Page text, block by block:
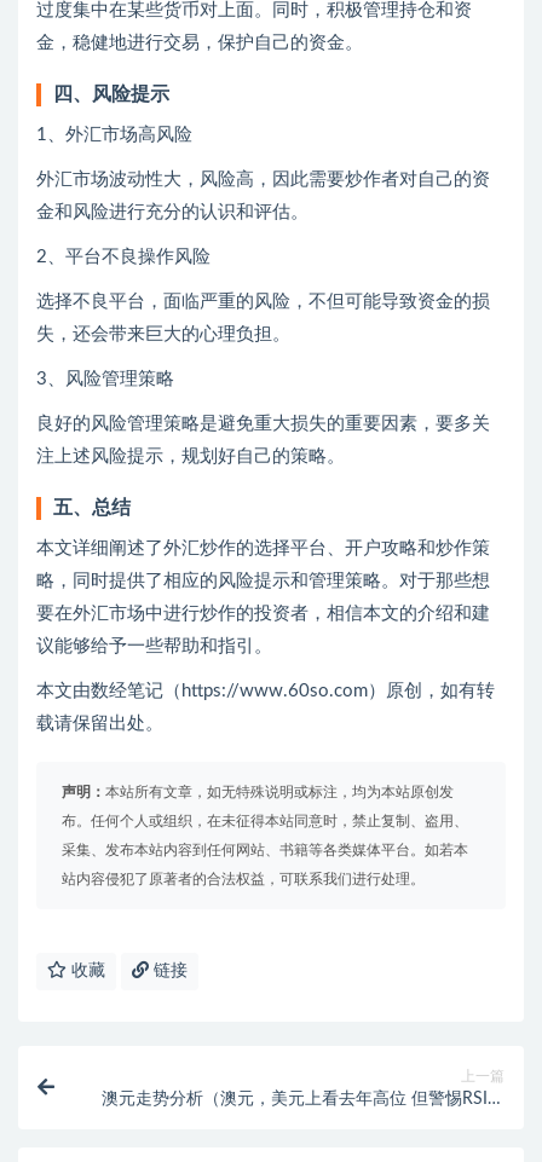
过度集中在某些货币对上面。同时，积极管理持仓和资
金，稳健地进行交易，保护自己的资金。
四、风险提示
1、外汇市场高风险
外汇市场波动性大，风险高，因此需要炒作者对自己的资
金和风险进行充分的认识和评估。
2、平台不良操作风险
选择不良平台，面临严重的风险，不但可能导致资金的损
失，还会带来巨大的心理负担。
3、风险管理策略
良好的风险管理策略是避免重大损失的重要因素，要多关
注上述风险提示，规划好自己的策略。
五、总结
本文详细阐述了外汇炒作的选择平台、开户攻略和炒作策
略，同时提供了相应的风险提示和管理策略。对于那些想
要在外汇市场中进行炒作的投资者，相信本文的介绍和建
议能够给予一些帮助和指引。
本文由数经笔记（https://www.60so.com）原创，如有转
载请保留出处。
声明： 本站所有文章，如无特殊说明或标注，均为本站原创发
布。任何个人或组织，在未征得本站同意时，禁止复制、盗用、
采集、发布本站内容到任何网站、书籍等各类媒体平台。如若本
站内容侵犯了原著者的合法权益，可联系我们进行处理。
收藏 链接
上一篇
澳元走势分析（澳元，美元上看去年高位 但警惕RSI顶